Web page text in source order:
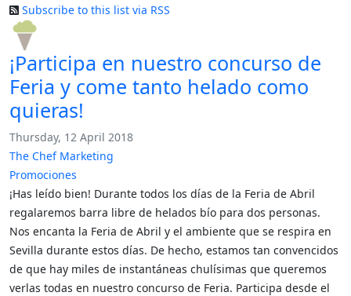
Subscribe to this list via RSS
¡Participa en nuestro concurso de
Feria y come tanto helado como
quieras!
Thursday, 12 April 2018
The Chef Marketing
Promociones
¡Has leído bien! Durante todos los días de la Feria de Abril
regalaremos barra libre de helados bío para dos personas.
Nos encanta la Feria de Abril y el ambiente que se respira en
Sevilla durante estos días. De hecho, estamos tan convencidos
de que hay miles de instantáneas chulísimas que queremos
verlas todas en nuestro concurso de Feria. Participa desde el